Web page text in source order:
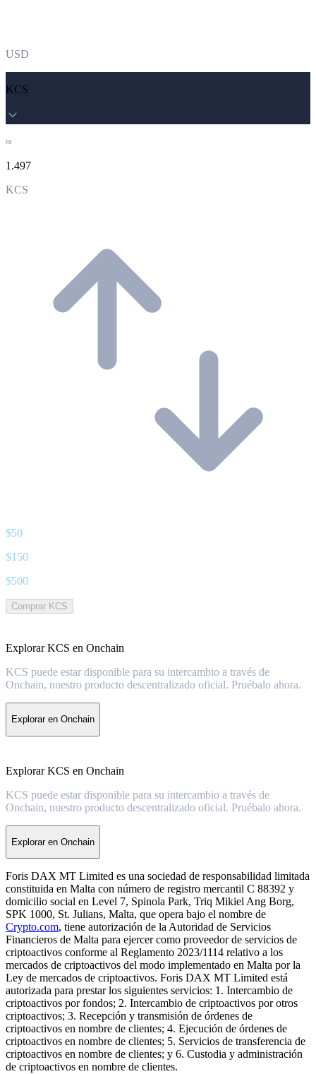
USD
KCS
≈
1.497
KCS
$50
$150
$500
Comprar KCS
Explorar KCS en Onchain
KCS puede estar disponible para su intercambio a través de
Onchain, nuestro producto descentralizado oficial. Pruébalo ahora.
Explorar en Onchain
Explorar KCS en Onchain
KCS puede estar disponible para su intercambio a través de
Onchain, nuestro producto descentralizado oficial. Pruébalo ahora.
Explorar en Onchain
Foris DAX MT Limited es una sociedad de responsabilidad limitada
constituida en Malta con número de registro mercantil C 88392 y
domicilio social en Level 7, Spinola Park, Triq Mikiel Ang Borg,
SPK 1000, St. Julians, Malta, que opera bajo el nombre de
Crypto.com, tiene autorización de la Autoridad de Servicios
Financieros de Malta para ejercer como proveedor de servicios de
criptoactivos conforme al Reglamento 2023/1114 relativo a los
mercados de criptoactivos del modo implementado en Malta por la
Ley de mercados de criptoactivos. Foris DAX MT Limited está
autorizada para prestar los siguientes servicios: 1. Intercambio de
criptoactivos por fondos; 2. Intercambio de criptoactivos por otros
criptoactivos; 3. Recepción y transmisión de órdenes de
criptoactivos en nombre de clientes; 4. Ejecución de órdenes de
criptoactivos en nombre de clientes; 5. Servicios de transferencia de
criptoactivos en nombre de clientes; y 6. Custodia y administración
de criptoactivos en nombre de clientes.